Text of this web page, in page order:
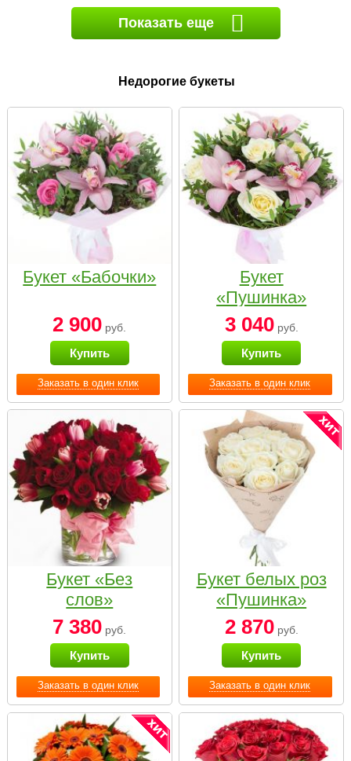
Показать еще
Недорогие букеты
Заказать в один клик
Букет «Бабочки»
2 900 руб.
Купить
Заказать в один клик
Букет
«Пушинка»
3 040руб.
Купить
Заказать в один клик
Букет «Без
слов»
7 380 руб.
Купить
Заказать в один клик
Букет белых роз
«Пушинка»
2 870руб.
Купить